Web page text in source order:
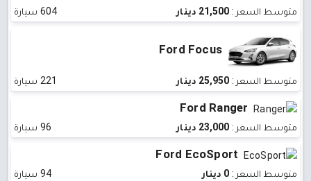
متوسط ​​السعر : 21,500 دينار 604 سيارة
Ford Focus
متوسط ​​السعر : 25,950 دينار 221 سيارة
Ford Ranger
متوسط ​​السعر : 23,000 دينار 96 سيارة
Ford EcoSport
متوسط ​​السعر : 0 دينار 94 سيارة